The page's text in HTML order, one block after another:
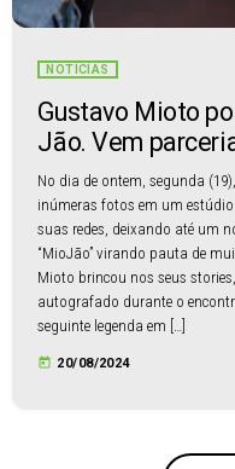
NOTÍCIAS
Gustavo Mioto
Jão. Vem
No dia de ontem, segunda
inúmeras fotos em um
suas redes, deixando até um
“MioJão” virando pauta de
Mioto brincou nos seus
autografado durante o
seguinte legenda em […]
today 20/08/2024